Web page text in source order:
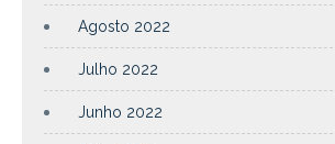
Agosto 2022
Julho 2022
Junho 2022